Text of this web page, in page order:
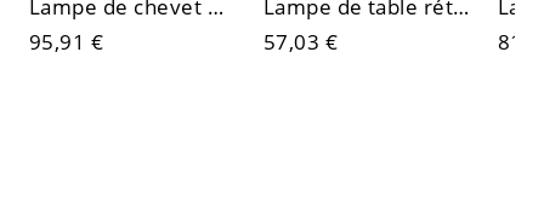
Lampe de chevet minimaliste scandinave, bois et métal mat
95,91 €
Lampe de table rétro-chic en céramique avec abat-jour en tissu plissé et lumière ambiante dimmable
57,03 €